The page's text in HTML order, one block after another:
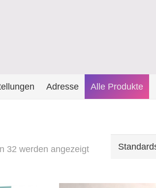
Adresse Alle Produkte
32 werden angezeigt